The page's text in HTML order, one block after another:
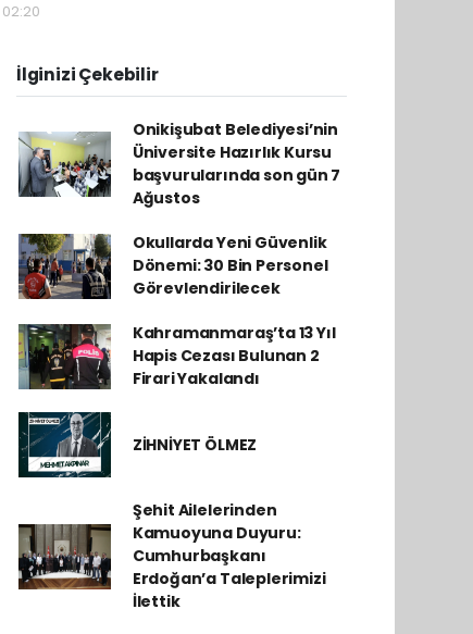
İlginizi Çekebilir
Onikişubat Belediyesi’nin
Üniversite Hazırlık Kursu
başvurularında son gün 7
Ağustos
Okullarda Yeni Güvenlik
Dönemi: 30 Bin Personel
Görevlendirilecek
Kahramanmaraş’ta 13 Yıl
Hapis Cezası Bulunan 2
Firari Yakalandı
ZİHNİYET ÖLMEZ
Şehit Ailelerinden
Kamuoyuna Duyuru:
Cumhurbaşkanı
Erdoğan’a Taleplerimizi
İlettik